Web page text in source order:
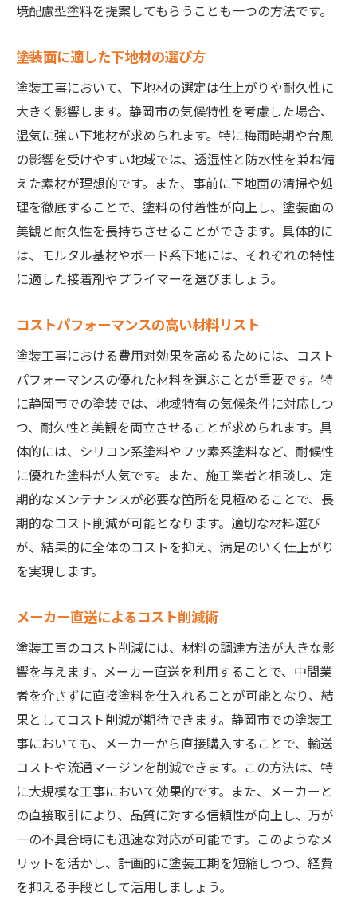
境配慮型塗料を提案してもらうことも一つの方法です。
塗装面に適した下地材の選び方
塗装工事において、下地材の選定は仕上がりや耐久性に
大きく影響します。静岡市の気候特性を考慮した場合、
湿気に強い下地材が求められます。特に梅雨時期や台風
の影響を受けやすい地域では、透湿性と防水性を兼ね備
えた素材が理想的です。また、事前に下地面の清掃や処
理を徹底することで、塗料の付着性が向上し、塗装面の
美観と耐久性を長持ちさせることができます。具体的に
は、モルタル基材やボード系下地には、それぞれの特性
に適した接着剤やプライマーを選びましょう。
コストパフォーマンスの高い材料リスト
塗装工事における費用対効果を高めるためには、コスト
パフォーマンスの優れた材料を選ぶことが重要です。特
に静岡市での塗装では、地域特有の気候条件に対応しつ
つ、耐久性と美観を両立させることが求められます。具
体的には、シリコン系塗料やフッ素系塗料など、耐候性
に優れた塗料が人気です。また、施工業者と相談し、定
期的なメンテナンスが必要な箇所を見極めることで、長
期的なコスト削減が可能となります。適切な材料選び
が、結果的に全体のコストを抑え、満足のいく仕上がり
を実現します。
メーカー直送によるコスト削減術
塗装工事のコスト削減には、材料の調達方法が大きな影
響を与えます。メーカー直送を利用することで、中間業
者を介さずに直接塗料を仕入れることが可能となり、結
果としてコスト削減が期待できます。静岡市での塗装工
事においても、メーカーから直接購入することで、輸送
コストや流通マージンを削減できます。この方法は、特
に大規模な工事において効果的です。また、メーカーと
の直接取引により、品質に対する信頼性が向上し、万が
一の不具合時にも迅速な対応が可能です。このようなメ
リットを活かし、計画的に塗装工期を短縮しつつ、経費
を抑える手段として活用しましょう。